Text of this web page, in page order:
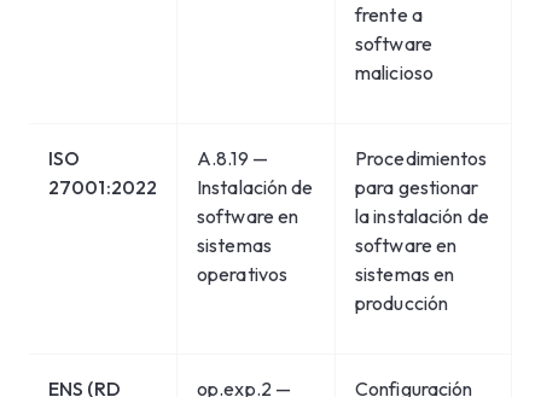
frente a
software
malicioso
ISO
27001:2022
A.8.19 —
Instalación de
software en
sistemas
operativos
Procedimientos
para gestionar
la instalación de
software en
sistemas en
producción
ENS (RD
op.exp.2 —
Configuración